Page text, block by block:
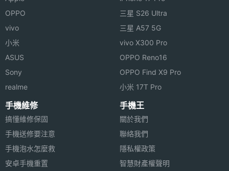
OPPO
vivo
小米
ASUS
Sony
realme
三星 S26 Ultra
三星 A57 5G
vivo X300 Pro
OPPO Reno16
OPPO Find X9 Pro
小米 17T Pro
手機維修
搞懂維修保固
手機送修要注意
手機泡水怎麼救
安卓手機重置
手機王
關於我們
聯絡我們
隱私權政策
智慧財產權聲明